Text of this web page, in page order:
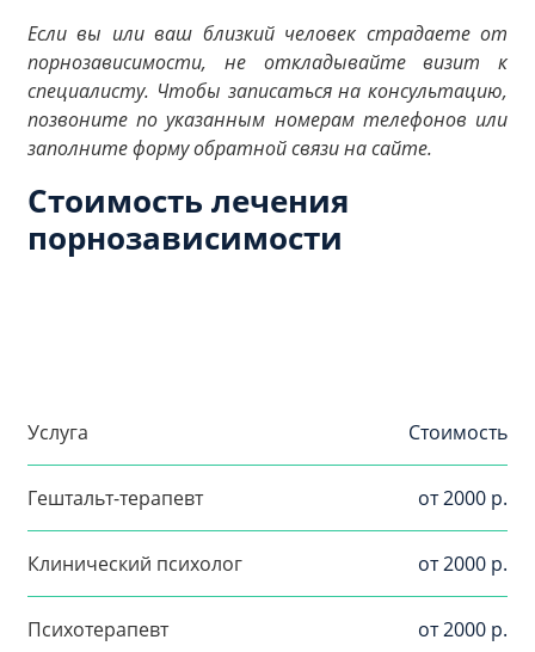
Если вы или ваш близкий человек страдаете от
порнозависимости, не откладывайте визит к
специалисту. Чтобы записаться на консультацию,
позвоните по указанным номерам телефонов или
заполните форму обратной связи на сайте.
Стоимость лечения
порнозависимости
Услуга Стоимость
Гештальт-терапевт от 2000 р.
Клинический психолог от 2000 р.
Психотерапевт от 2000 р.